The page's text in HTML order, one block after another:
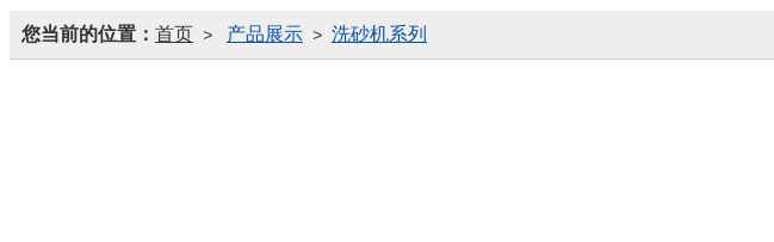
您当前的位置： 首页 > 产品展示 > 洗砂机系列